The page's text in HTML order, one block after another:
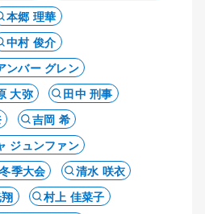
本郷 理華
中村 俊介
ンバー グレン
大弥
田中 刑事
吉岡 希
ジュンファン
季大会
清水 咲衣
村上 佳菜子